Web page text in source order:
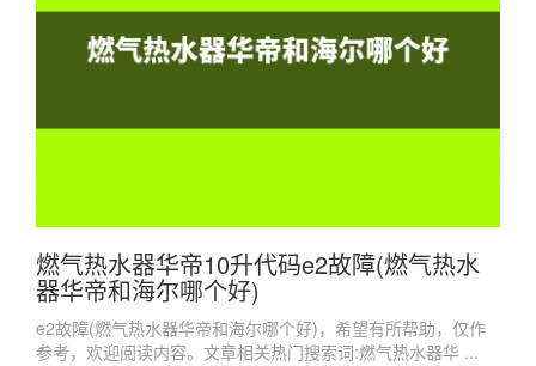
燃气热水器华帝10升代码e2故障(燃气热水
器华帝和海尔哪个好)
e2故障(燃气热水器华帝和海尔哪个好)，希望有所帮助，仅作
参考，欢迎阅读内容。文章相关热门搜索词:燃气热水器华 ...